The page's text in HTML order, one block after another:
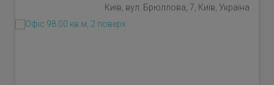
Київ, вул. Брюллова, 7, Київ, Україна